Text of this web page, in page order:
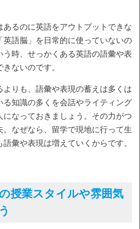
あるのに英語をアウトプットできな
英語脳」を日常的に使っていないの
う時、せっかくある英語の語彙や表
ないのです。
よりも、語彙や表現の蓄えは多くは
る知識の多くを会話やライティング
になっておきましょう。その力がつ
。なぜなら、留学で現地に行って生
彙や表現は増えていくからです。
授業スタイルや雰囲気